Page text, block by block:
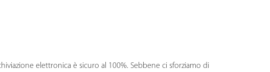
elettronica è sicuro al 100%. Sebbene ci sforziamo di